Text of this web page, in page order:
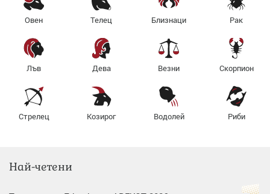
Овен Телец Близнаци Рак
Лъв Дева Везни Скорпион
Стрелец Козирог Водолей Риби
Най-четени